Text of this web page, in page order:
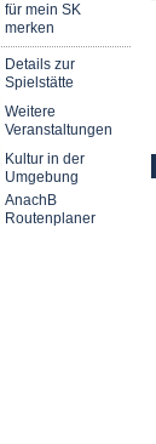
für mein SK
merken
Details zur
Spielstätte
Weitere
Veranstaltungen
Kultur in der
Umgebung
AnachB
Routenplaner